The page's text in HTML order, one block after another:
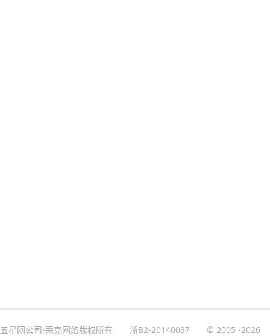
五星网公司-荣克网络版权所有 浙B2-20140037 © 2005 -2026